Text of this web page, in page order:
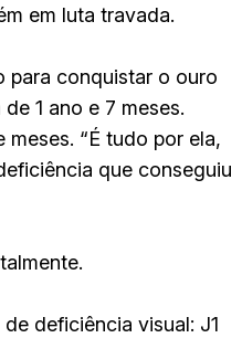
em luta travada.
para conquistar o ouro
1 ano e 7 meses.
“É tudo por ela,
que conseguiu
deficiência visual: J1